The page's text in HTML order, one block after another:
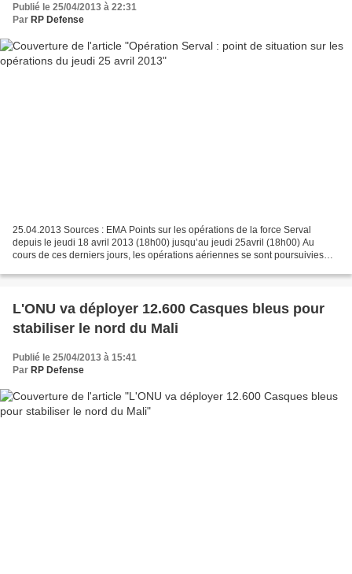
Publié le 25/04/2013 à 22:31
Par RP Defense
25.04.2013 Sources : EMA Points sur les opérations de la force Serval
depuis le jeudi 18 avril 2013 (18h00) jusqu’au jeudi 25avril (18h00) Au
cours de ces derniers jours, les opérations aériennes se sont poursuivies
L'ONU va déployer 12.600 Casques bleus pour
stabiliser le nord du Mali
Publié le 25/04/2013 à 15:41
Par RP Defense